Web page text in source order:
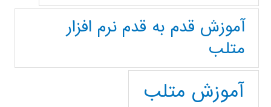
آموزش قدم به قدم نرم افزار
متلب
آموزش متلب